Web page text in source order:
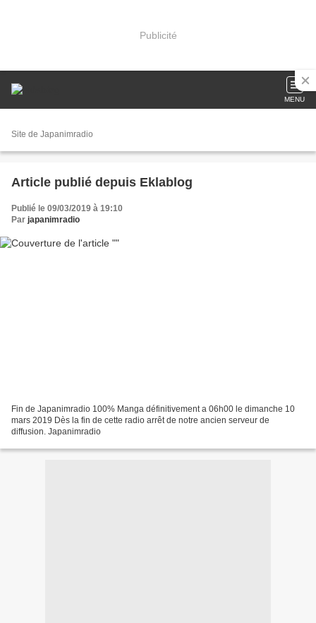
Publicité
MENU
Site de Japanimradio
Article publié depuis Eklablog
Publié le 09/03/2019 à 19:10
Par japanimradio
Fin de Japanimradio 100% Manga définitivement a 06h00 le dimanche 10
mars 2019 Dès la fin de cette radio arrêt de notre ancien serveur de
diffusion. Japanimradio